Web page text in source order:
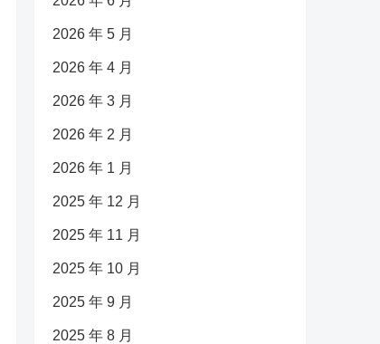
2026 年 5 月
2026 年 4 月
2026 年 3 月
2026 年 2 月
2026 年 1 月
2025 年 12 月
2025 年 11 月
2025 年 10 月
2025 年 9 月
2025 年 8 月